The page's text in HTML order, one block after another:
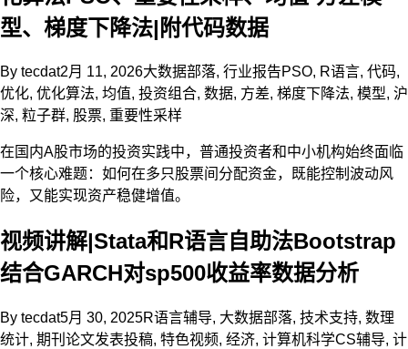
型、梯度下降法|附代码数据
By tecdat2月 11, 2026大数据部落, 行业报告PSO, R语言, 代码,
优化, 优化算法, 均值, 投资组合, 数据, 方差, 梯度下降法, 模型, 沪
深, 粒子群, 股票, 重要性采样
在国内A股市场的投资实践中，普通投资者和中小机构始终面临
一个核心难题：如何在多只股票间分配资金，既能控制波动风
险，又能实现资产稳健增值。
视频讲解|Stata和R语言自助法Bootstrap
结合GARCH对sp500收益率数据分析
By tecdat5月 30, 2025R语言辅导, 大数据部落, 技术支持, 数理
统计, 期刊论文发表投稿, 特色视频, 经济, 计算机科学CS辅导, 计